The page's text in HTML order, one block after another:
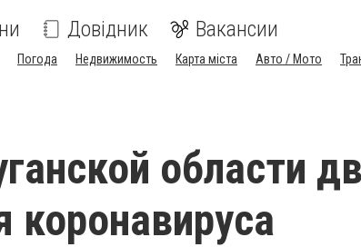
Довідник Вакансии
Погода Недвижимость Карта міста Авто / Мото
области
коронавируса